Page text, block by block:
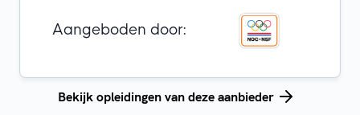
Aangeboden door:
Bekijk opleidingen van deze aanbieder